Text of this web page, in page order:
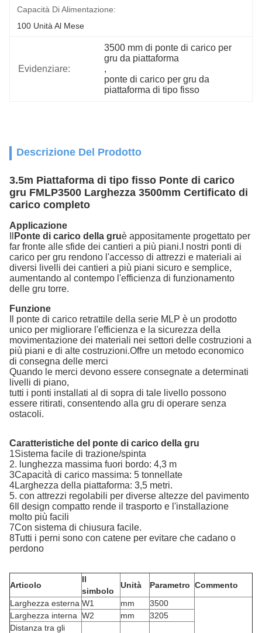
Capacità Di Alimentazione:
100 Unità Al Mese
Evidenziare:
3500 mm di ponte di carico per
gru da piattaforma
,
ponte di carico per gru da
piattaforma di tipo fisso
Descrizione Del Prodotto
3.5m Piattaforma di tipo fisso Ponte di carico
gru FMLP3500 Larghezza 3500mm Certificato di
carico completo
Applicazione
Ponte di carico della gruè appositamente progettato per
far fronte alle sfide dei cantieri a più piani.I nostri ponti di
carico per gru rendono l'accesso di attrezzi e materiali ai
diversi livelli dei cantieri a più piani sicuro e semplice,
aumentando al contempo l'efficienza di funzionamento
delle gru torre.
Funzione
Il ponte di carico retrattile della serie MLP è un prodotto
unico per migliorare l'efficienza e la sicurezza della
movimentazione dei materiali nei settori delle costruzioni a
più piani e di alte costruzioni.Offre un metodo economico
di consegna delle merci
Quando le merci devono essere consegnate a determinati
livelli di piano,
tutti i ponti installati al di sopra di tale livello possono
essere ritirati, consentendo alla gru di operare senza
ostacoli.
Caratteristiche del ponte di carico della gru
1Sistema facile di trazione/spinta
2. lunghezza massima fuori bordo: 4,3 m
3Capacità di carico massima: 5 tonnellate
4Larghezza della piattaforma: 3,5 metri.
5. con attrezzi regolabili per diverse altezze del pavimento
6Il design compatto rende il trasporto e l'installazione
molto più facili
7Con sistema di chiusura facile.
8Tutti i perni sono con catene per evitare che cadano o
perdono
Articolo
Il
simbolo
Unità Parametro Commento
Larghezza esterna W1 mm
3500
Larghezza interna W2 mm
3205
Distanza tra gli